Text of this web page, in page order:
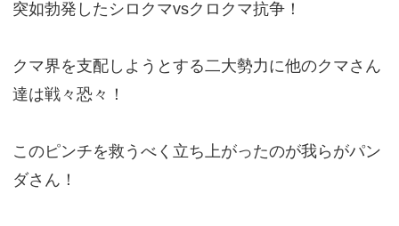
突如勃発したシロクマvsクロクマ抗争！
クマ界を支配しようとする二大勢力に他のクマさん
達は戦々恐々！
このピンチを救うべく立ち上がったのが我らがパン
ダさん！